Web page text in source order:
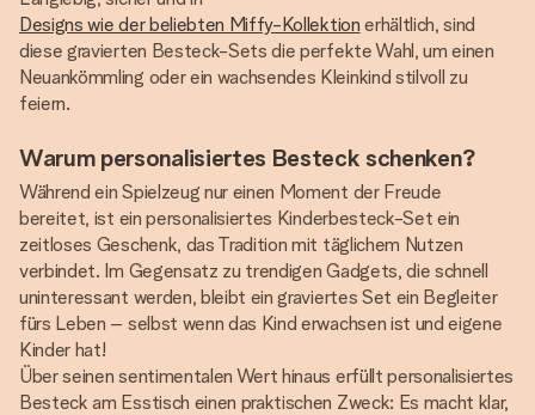
Designs wie der beliebten Miffy-Kollektion erhältlich, sind
diese gravierten Besteck-Sets die perfekte Wahl, um einen
Neuankömmling oder ein wachsendes Kleinkind stilvoll zu
feiern.
Warum personalisiertes Besteck schenken?
Während ein Spielzeug nur einen Moment der Freude
bereitet, ist ein personalisiertes Kinderbesteck-Set ein
zeitloses Geschenk, das Tradition mit täglichem Nutzen
verbindet. Im Gegensatz zu trendigen Gadgets, die schnell
uninteressant werden, bleibt ein graviertes Set ein Begleiter
fürs Leben – selbst wenn das Kind erwachsen ist und eigene
Kinder hat!
Über seinen sentimentalen Wert hinaus erfüllt personalisiertes
Besteck am Esstisch einen praktischen Zweck: Es macht klar,